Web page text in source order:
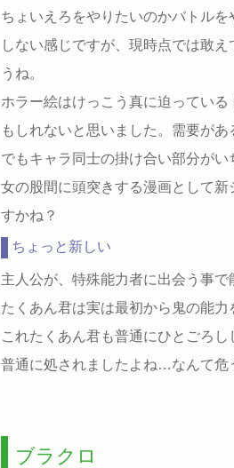
ちょいえろをやりたいのかバトル
しない感じですが、現時点では敢
うね。
ホラー絵はけっこう真に迫ってい
もしれないと思いました。需要があ
でもキャラ同士の掛け合い部分が
女の股間に頭突きする漫画として
すかね？
ちょっと新しい
主人公が、特殊能力者に出会う事
たくあん君は実は最初から鬼の能力
これたくあん君も普通にひとごろ
普通に処されましたよね…なんて危
ブラクロ